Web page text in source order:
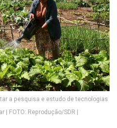
a pesquisa e estudo de tecnologias
| FOTO: Reprodução/SDR |